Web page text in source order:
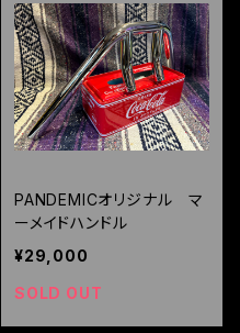
PANDEMICオリジナル マ
ーメイドハンドル
¥29,000
SOLD OUT